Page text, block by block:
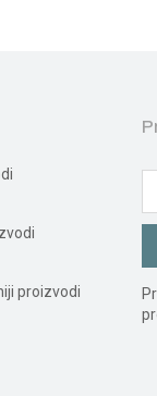
proizvodi